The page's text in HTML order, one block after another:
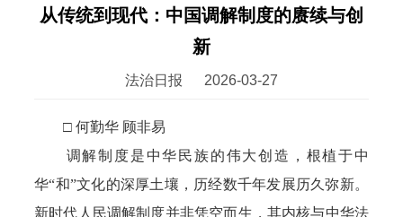
从传统到现代：中国调解制度的赓续与创
新
法治日报 2026-03-27
□ 何勤华 顾非易
调解制度是中华民族的伟大创造，根植于中
华“和”文化的深厚土壤，历经数千年发展历久弥新。
新时代人民调解制度并非凭空而生，其内核与中华法